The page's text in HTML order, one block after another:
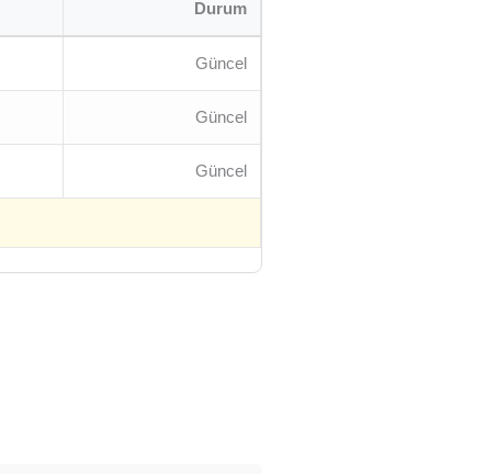
Durum
Güncel
Güncel
Güncel